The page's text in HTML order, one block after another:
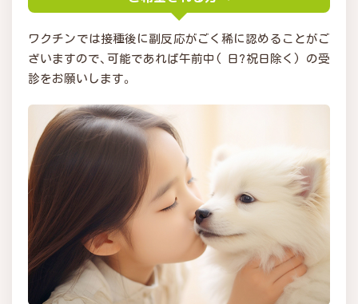
ワクチンでは接種後に副反応がごく稀に認めることがご
ざいますので、可能であれば午前中( 日?祝日除く) の受
診をお願いします。